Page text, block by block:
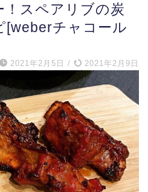
スペアリブの炭
[weberチャコール
2021年2月5日 / 2021年2月9日